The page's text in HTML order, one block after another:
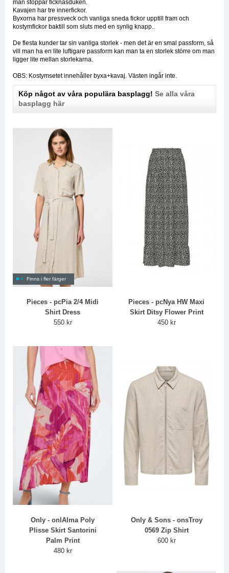
man stoppar ficknäsduken.
Kavajen har tre innerfickor.
Byxorna har pressveck och vanliga sneda fickor upptill fram och
kostymfickor baktill som sluts med en synlig knapp..
De flesta kunder tar sin vanliga storlek - men det är en smal passform, så
vill man ha en lite luftigare passform kan man ta en storlek större om man
ligger lite mellan storlekarna.
OBS: Kostymsetet innehåller byxa+kavaj. Västen ingår inte.
Köp något av våra populära basplagg! Se alla våra
basplagg här
Finns i fler färger
Pieces - pcPia 2/4 Midi
Shirt Dress
550 kr
Pieces - pcNya HW Maxi
Skirt Ditsy Flower Print
450 kr
Only - onlAlma Poly
Plisse Skirt Santorini
Palm Print
480 kr
Only & Sons - onsTroy
0569 Zip Shirt
600 kr